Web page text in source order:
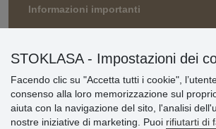
Informazioni importanti
» Informativa sulla Privacy
» Consegna e pagamento
» Garanzia e resi
» Programma fedeltà
STOKLASA - Impostazioni dei
Facendo clic su "Accetta tutti i cookie",
consenso alla loro memorizzazione sul
aiuta con la navigazione del sito, l'analisi
nostre iniziative di marketing. Puoi rifiutarti di